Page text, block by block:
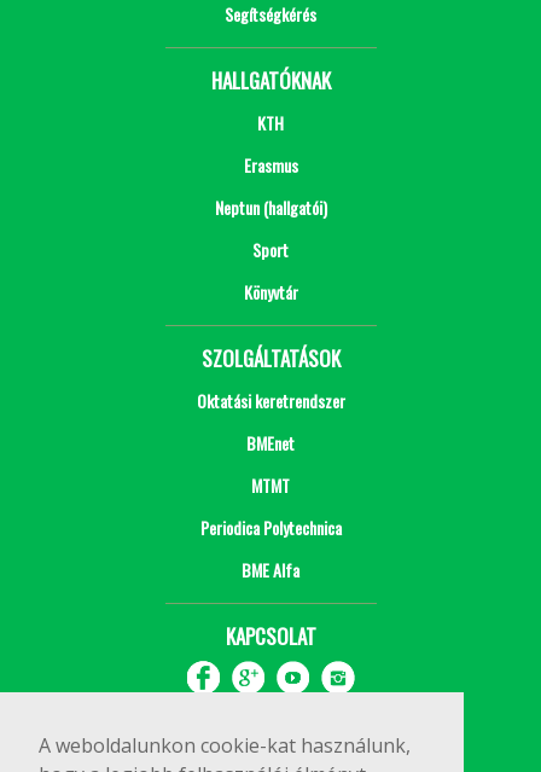
A weboldalunkon cookie-kat használunk,
Segítségkérés
HALLGATÓKNAK
KTH
Erasmus
Neptun (hallgatói)
Sport
Könyvtár
SZOLGÁLTATÁSOK
Oktatási keretrendszer
BMEnet
MTMT
Periodica Polytechnica
BME Alfa
KAPCSOLAT